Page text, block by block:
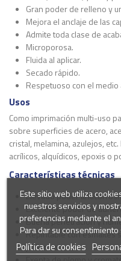
Gran poder de relleno y
Mejora el anclaje de las
Admite toda clase de
Microporosa.
Fluida al aplicar.
Secado rápido.
Respetuoso con el medio
Usos
Como imprimación multi-uso
sobre superficies de acero,
cristal, melamina, azulejos,
acrílicos, alquídicos, epoxis o
Características técnicas
Elevado poder
Excelente poder de
Buena penetración y
Repintable con esmaltes
poliuretanos.
Este sitio web utiliza
nuestros servicios y
preferencias mediante el
Para dar su
Política de cookies